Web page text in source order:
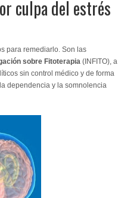
culpa del estrés
para remediarlo. Son las
sobre Fitoterapia (INFITO), a
sin control médico y de forma
dependencia y la somnolencia